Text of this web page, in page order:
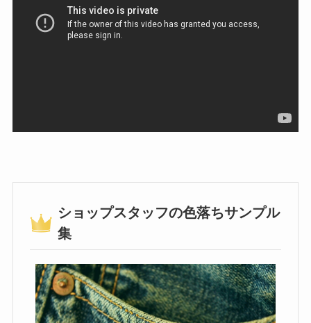
ショップスタッフの色落ちサンプル
集